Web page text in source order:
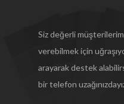
Siz değerli
verebilmek için
arayarak destek
bir telefon